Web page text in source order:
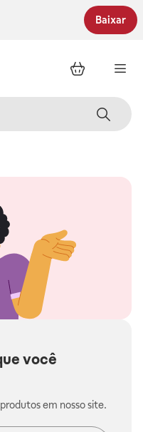
Baixar
você
em nosso site.